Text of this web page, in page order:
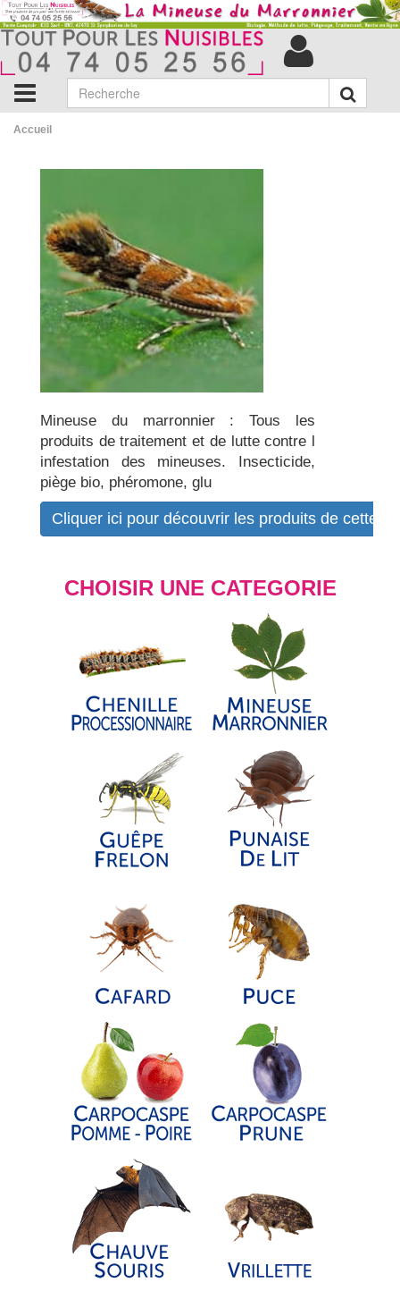
Accueil
Mineuse du marronnier : Tous les
produits de traitement et de lutte contre l
infestation des mineuses. Insecticide,
piège bio, phéromone, glu
Cliquer ici pour découvrir les produits de cette
CHOISIR UNE CATEGORIE